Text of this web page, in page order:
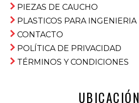
PIEZAS DE CAUCHO
PLASTICOS PARA INGENIERIA
CONTACTO
POLÍTICA DE PRIVACIDAD
TÉRMINOS Y CONDICIONES
UBICACIÓN